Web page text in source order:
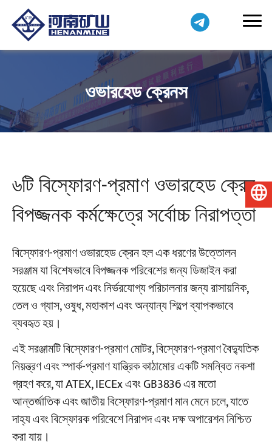
ওভারহেড ক্রেনস
৬টি বিস্ফোরণ-প্রমাণ ওভারহেড ক্রেন:
বিপজ্জনক কর্মক্ষেত্রে সর্বোচ্চ নিরাপত্তা
বিস্ফোরণ-প্রমাণ ওভারহেড ক্রেন হল এক ধরণের উত্তোলন
সরঞ্জাম যা বিশেষভাবে বিপজ্জনক পরিবেশের জন্য ডিজাইন করা
হয়েছে এবং নিরাপদ এবং নির্ভরযোগ্য পরিচালনার জন্য রাসায়নিক,
তেল ও গ্যাস, ওষুধ, মহাকাশ এবং অন্যান্য শিল্পে ব্যাপকভাবে
ব্যবহৃত হয়।
এই সরঞ্জামটি বিস্ফোরণ-প্রমাণ মোটর, বিস্ফোরণ-প্রমাণ বৈদ্যুতিক
নিয়ন্ত্রণ এবং স্পার্ক-প্রমাণ যান্ত্রিক কাঠামোর একটি সমন্বিত নকশা
গ্রহণ করে, যা ATEX, IECEx এবং GB3836 এর মতো
আন্তর্জাতিক এবং জাতীয় বিস্ফোরণ-প্রমাণ মান মেনে চলে, যাতে
দাহ্য এবং বিস্ফোরক পরিবেশে নিরাপদ এবং দক্ষ অপারেশন নিশ্চিত
করা যায়।
বাংলা